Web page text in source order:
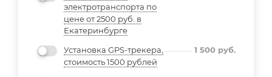
электротранспорта по
цене от 2500 руб. в
Екатеринбурге
Установка GPS-трекера,
стоимость 1500 рублей
1 500 руб.